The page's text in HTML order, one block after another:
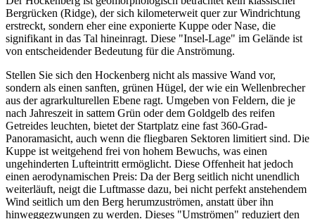
Bergrücken (Ridge), der sich kilometerweit quer zur Windrichtung
erstreckt, sondern eher eine exponierte Kuppe oder Nase, die
signifikant in das Tal hineinragt. Diese "Insel-Lage" im Gelände ist
von entscheidender Bedeutung für die Anströmung.
Stellen Sie sich den Hockenberg nicht als massive Wand vor,
sondern als einen sanften, grünen Hügel, der wie ein Wellenbrecher
aus der agrarkulturellen Ebene ragt. Umgeben von Feldern, die je
nach Jahreszeit in sattem Grün oder dem Goldgelb des reifen
Getreides leuchten, bietet der Startplatz eine fast 360-Grad-
Panoramasicht, auch wenn die fliegbaren Sektoren limitiert sind. Die
Kuppe ist weitgehend frei von hohem Bewuchs, was einen
ungehinderten Lufteintritt ermöglicht. Diese Offenheit hat jedoch
einen aerodynamischen Preis: Da der Berg seitlich nicht unendlich
weiterläuft, neigt die Luftmasse dazu, bei nicht perfekt anstehendem
Wind seitlich um den Berg herumzuströmen, anstatt über ihn
hinweggezwungen zu werden. Dieses "Umströmen" reduziert den